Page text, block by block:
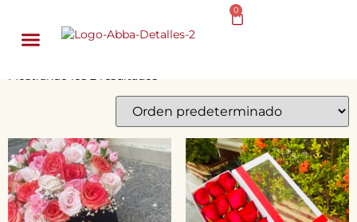
0
Fresas con Chocolates
Mostrando los 2 resultados